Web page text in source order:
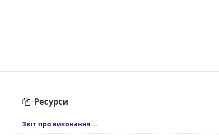
Ресурси
Звіт про виконання ...